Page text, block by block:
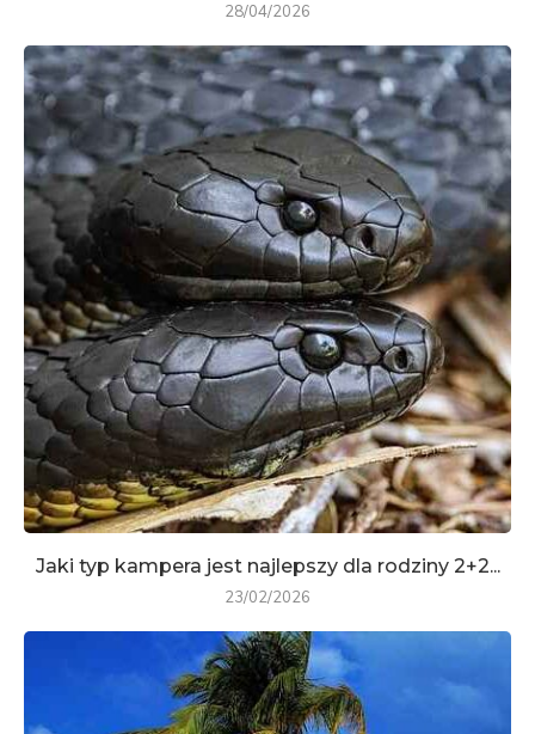
28/04/2026
Jaki typ kampera jest najlepszy dla rodziny 2+2...
23/02/2026